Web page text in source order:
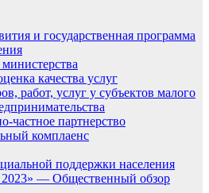
и государственная программа
качества услуг
работ, услуг у субъектов малого
частное партнерство
комплаенс
поддержки населения
2023» — Общественный обзор